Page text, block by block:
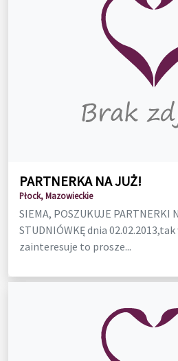
PARTNERKA NA JUŻ!
Płock, Mazowieckie
SIEMA, POSZUKUJE PARTNERKI
STUDNIÓWKĘ dnia
zainteresuje to prosze...